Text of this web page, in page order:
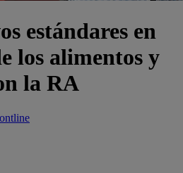
estándares en
los alimentos y
la RA